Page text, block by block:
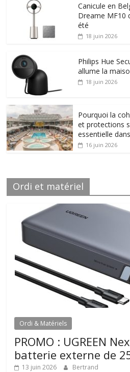
Canicule en
Dreame MF10
été
18 juin 2026
Philips Hue
allume la
18 juin 2026
Pourquoi la
et protections
essentielle
16 juin 2026
Ordi et matériel
Ordi & Matériels
PROMO : UGREEN
batterie externe de
13 juin 2026 Bertrand